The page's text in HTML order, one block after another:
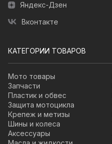
Яндекс-Дзен
Вконтакте
КАТЕГОРИИ ТОВАРОВ
Мото товары
Запчасти
Пластик и обвес
Защита мотоцикла
Крепеж и метизы
Шины и колеса
Аксессуары